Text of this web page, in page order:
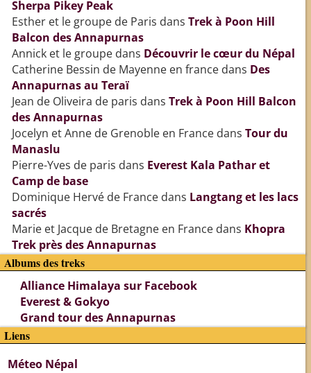
Sherpa Pikey Peak
Esther et le groupe de Paris dans Trek à Poon Hill
Balcon des Annapurnas
Annick et le groupedans Découvrir le cœur du Népal
Catherine Bessin de Mayenne en francedans Des
Annapurnas au Teraï
Jean de Oliveira de paris dans Trek à Poon Hill Balcon
des Annapurnas
Jocelyn et Anne de Grenoble en Francedans Tour du
Manaslu
Pierre-Yves de paris dans Everest Kala Pathar et
Camp de base
Dominique Hervé de Francedans Langtang et les lacs
sacrés
Marie et Jacque de Bretagne en Francedans Khopra
Trek près des Annapurnas
Albums des treks
Alliance Himalaya sur Facebook
Everest & Gokyo
Grand tour des Annapurnas
Liens
Méteo Népal